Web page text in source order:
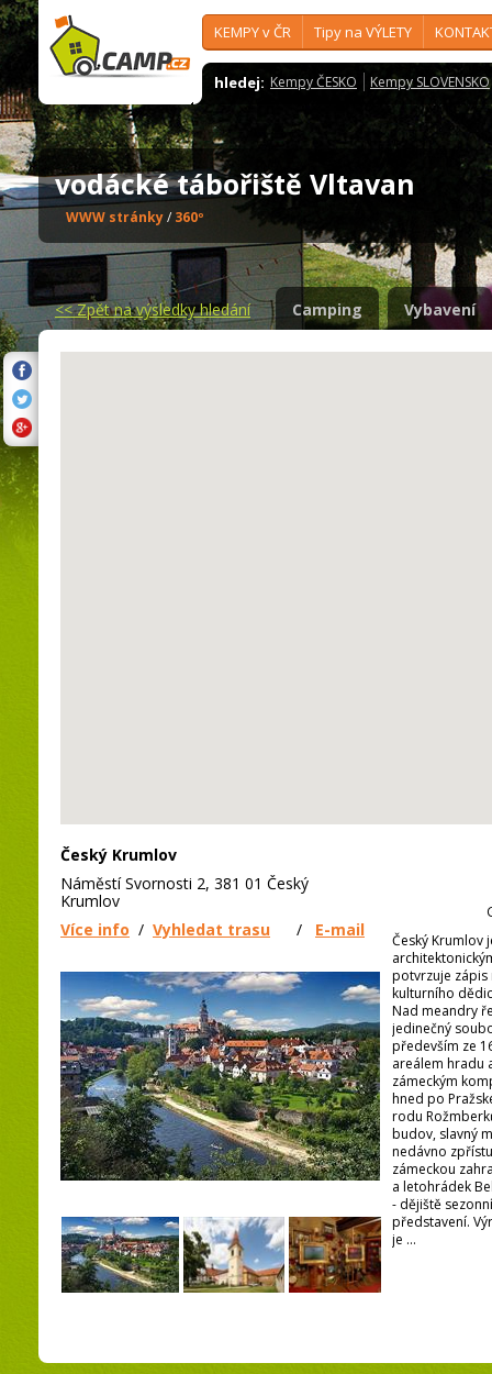
KEMPY v ČR Tipy na VÝLETY
hledej: Kempy ČESKO Kempy SLOVENSKO
vodácké tábořiště Vltavan
WWW stránky/ 360º
<<Zpět na výsledky hledání Camping Vybavení
Český Krumlov
Náměstí Svornosti 2, 381 01 Český
Krumlov
Více info / Vyhledat trasu / E-mail
Český Krumlov
potvrzuje zápis
kulturního
Nad meandry
jedinečný
především ze
areálem hradu
zámeckým
hned po
rodu
budov, slavný
nedávno
zámeckou
a letohrádek
- dějiště
představení.
je ...